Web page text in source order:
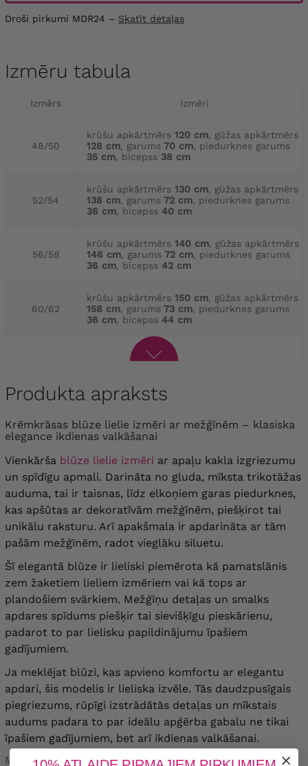
Droši pirkumi MDR24 – Skatīt detaļas
Izmēru tabula
Izmērs Izmēri
48/50
krūšu apkārtmērs 120 cm, gūžas apkārtmērs
128 cm, garums 70 cm, piedurknes garums
35 cm, bicepss 38 cm
52/54
krūšu apkārtmērs 130 cm, gūžas apkārtmērs
138 cm, garums 72 cm, piedurknes garums
36 cm, bicepss 40 cm
56/58
krūšu apkārtmērs 140 cm, gūžas apkārtmērs
146 cm, garums 72 cm, piedurknes garums
36 cm, bicepss 42 cm
60/62
krūšu apkārtmērs 150 cm, gūžas apkārtmērs
158 cm, garums 73 cm, piedurknes garums
36 cm, bicepss 44 cm
Produkta apraksts
Krēmkrāsas blūze lielie izmēri ar mežģīnēm – klasiska
elegance ikdienas valkāšanai
Vienkārša blūze lielie izmēri ar apaļu kakla izgriezumu
un spīdīgu apmali. Darināta no gluda, mīksta trikotāžas
auduma, tai ir taisnas, līdz elkoņiem garas piedurknes,
kas apšūtas ar dekoratīvām mežģīnēm, piešķirot tai
unikālu raksturu. Arī apakšmala ir apdarināta ar tām
pašām mežģīnēm, radot vieglāku siluetu.
Šī elegantā blūze ir lieliski piemērota kā pamatslānis
zem žaketiem lieliem izmēriem vai kā tops ar
plandošiem svārkiem. Mežģīņu detaļas un smalks
apdares spīdums piešķir tai sievišķīgu pieskārienu,
padarot to par lielisku papildinājumu īpašiem
gadījumiem.
Ja meklējat blūzi, kas apvieno komfortu ar elegantu
apdari, šis modelis ir lieliska izvēle. Tās daudzpusīgais
piegriezums, rūpīgi izstrādātās detaļas un mīkstais
audums padara to par ideālu apģērba gabalu ne tikai
īpašiem gadījumiem, bet arī ikdienas valkāšanai.
Materiāls: elastīgs, vidēja biezuma.